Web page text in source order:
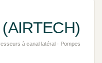
à canal latéral · Pompes